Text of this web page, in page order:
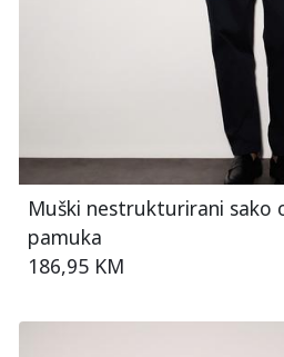
Muški nestrukturirani sako
pamuka
186,95 KM